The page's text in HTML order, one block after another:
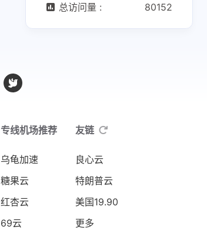
总访问量 :
80152
专线机场推荐
乌龟加速
糖果云
红杏云
69云
友链
良心云
特朗普云
美国19.90
更多